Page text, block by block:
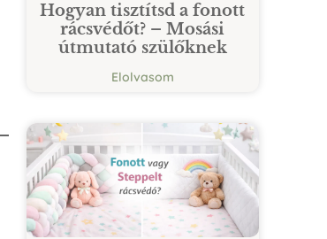
Hogyan tisztítsd a fonott
rácsvédőt? – Mosási
útmutató szülőknek
Elolvasom